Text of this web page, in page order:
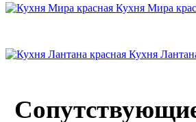
Кухня Мира
Кухня